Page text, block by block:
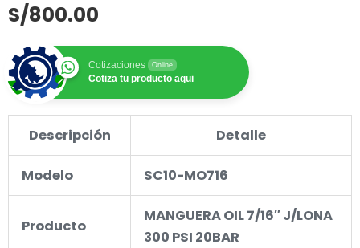
S/800.00
Cotizaciones Online
Cotiza tu producto aqui
Descripción Detalle
Modelo SC10-MO716
Producto
MANGUERA OIL 7/16″ J/LONA
300 PSI 20BAR